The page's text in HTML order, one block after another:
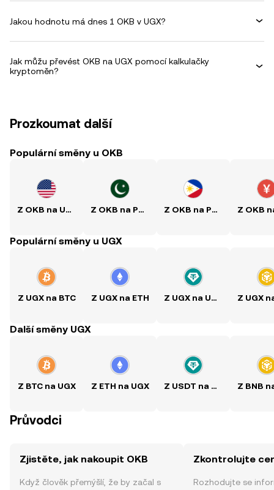
Jakou hodnotu má dnes 1 OKB v UGX?
Jak můžu převést OKB na UGX pomocí kalkulačky
kryptoměn?
Prozkoumat další
Populární směny u OKB
Z OKB na USD Z OKB na PKR Z OKB na PHP
Populární směny u UGX
Z UGX na BTC Z UGX na ETH Z UGX na USDT
Další směny UGX
Z BTC na UGX Z ETH na UGX Z USDT na UGX
Průvodci
Zjistěte, jak nakoupit OKB
Když člověk přemýšlí, že by začal s
Zkontrolujte
Rozhodujte se